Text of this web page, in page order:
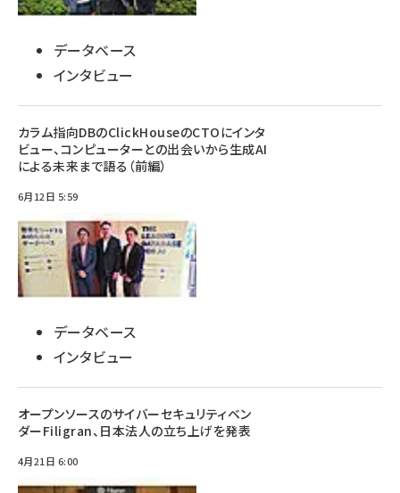
データベース
インタビュー
カラム指向DBのClickHouseのCTOにインタ
ビュー、コンピューターとの出会いから生成AI
による未来まで語る（前編）
6月12日 5:59
データベース
インタビュー
オープンソースのサイバーセキュリティベン
ダーFiligran、日本法人の立ち上げを発表
4月21日 6:00